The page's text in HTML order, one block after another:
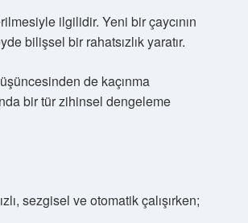
ilgilidir. Yeni bir çaycının
bilişsel bir rahatsızlık yaratır.
de kaçınma
bir tür zihinsel dengeleme
sezgisel ve otomatik çalışırken;